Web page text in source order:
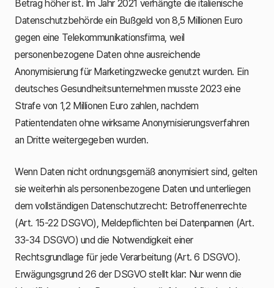
Betrag höher ist. Im Jahr 2021 verhängte die italienische
Datenschutzbehörde ein Bußgeld von 8,5 Millionen Euro
gegen eine Telekommunikationsfirma, weil
personenbezogene Daten ohne ausreichende
Anonymisierung für Marketingzwecke genutzt wurden. Ein
deutsches Gesundheitsunternehmen musste 2023 eine
Strafe von 1,2 Millionen Euro zahlen, nachdem
Patientendaten ohne wirksame Anonymisierungsverfahren
an Dritte weitergegeben wurden.
Wenn Daten nicht ordnungsgemäß anonymisiert sind, gelten
sie weiterhin als personenbezogene Daten und unterliegen
dem vollständigen Datenschutzrecht: Betroffenenrechte
(Art. 15-22 DSGVO), Meldepflichten bei Datenpannen (Art.
33-34 DSGVO) und die Notwendigkeit einer
Rechtsgrundlage für jede Verarbeitung (Art. 6 DSGVO).
Erwägungsgrund 26 der DSGVO stellt klar: Nur wenn die